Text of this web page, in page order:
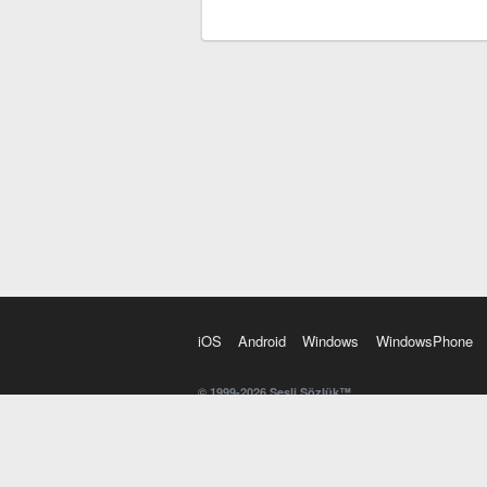
iOS Android Windows WindowsPhone
© 1999-2026 Sesli Sözlük™